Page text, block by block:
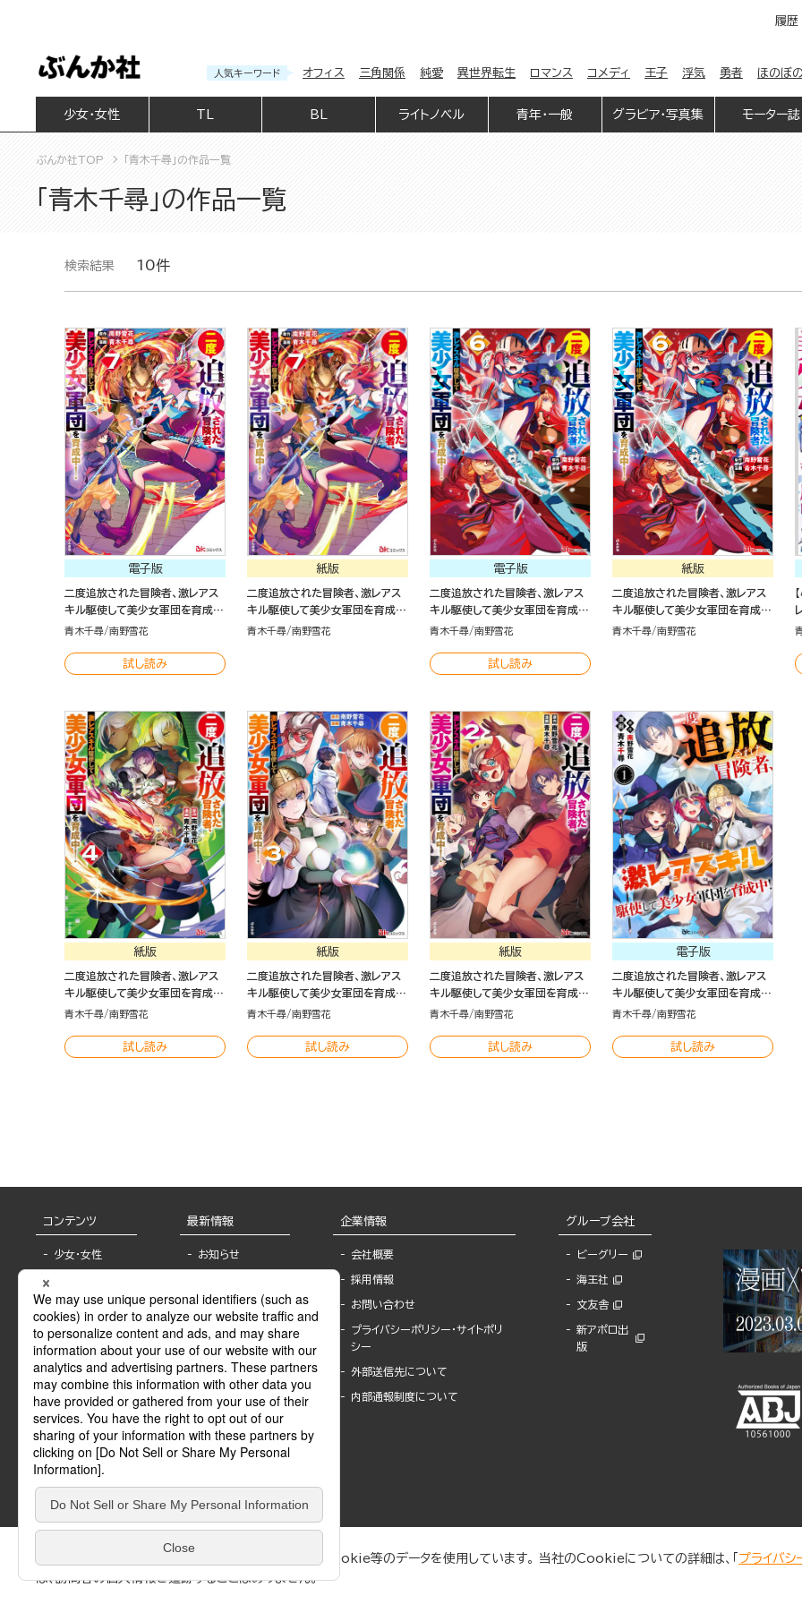
履歴
人気キーワード オフィス 三角関係 純愛 異世界転生 ロマンス コメディ 王子 浮気 勇者 ほのぼ
少女・女性 BL ライトノベル 青年・一般 グラビア・写真集 モーター誌
ぶんか社TOP 「青木千尋」の作品一覧
「青木千尋」の作品一覧
検索結果 10件
電子版
二度追放された冒険者、激レアス
キル駆使して美少女軍団を育成
中！ コミック版 （7）
青木千尋 南野雪花
試し読み
紙版
二度追放された冒険者、激レアス
キル駆使して美少女軍団を育成
中！（７）
青木千尋 南野雪花
電子版
二度追放された冒険者、激レアス
キル駆使して美少女軍団を育成
中！ コミック版 （6）
青木千尋 南野雪花
試し読み
紙版
二度追放された冒険者、激レアス
キル駆使して美少女軍団を育成
中！（６）
青木千尋 南野雪花
紙版
二度追放された冒険者、激レアス
キル駆使して美少女軍団を育成
中！（4）
青木千尋 南野雪花
試し読み
紙版
二度追放された冒険者、激レアス
キル駆使して美少女軍団を育成
中！（3）
青木千尋 南野雪花
試し読み
紙版
二度追放された冒険者、激レアス
キル駆使して美少女軍団を育成
中！（2）
青木千尋 南野雪花
試し読み
電子版
二度追放された冒険者、激レアス
キル駆使して美少女軍団を育成
中！ コミック版（分冊版）
青木千尋 南野雪花
試し読み
コンテンツ
少女・女性
BL
ライトノベル
青年・一般
グラビア・写真
モーター誌
SPECIAL
Sublicense
最新情報
お知らせ
報
書店様へ
海外ライセンシー
公式SNSアカウ
ント
作家一覧
Keyword list
Author list
企業情報
会社概要
採用情報
お問い合わせ
プライバシーポリシー・サイトポリ
シー
外部送信先について
内部通報制度について
グループ会社
ビーグリー
海王社
文友舎
新アポロ出
版
ぶんか社が運営するサイトでは、利便性向上のためにCookie等のデータを使用しています。 当社のCookieについての詳細は、「 プライバシ
は、訪問者の個人情報を追跡することはありません。